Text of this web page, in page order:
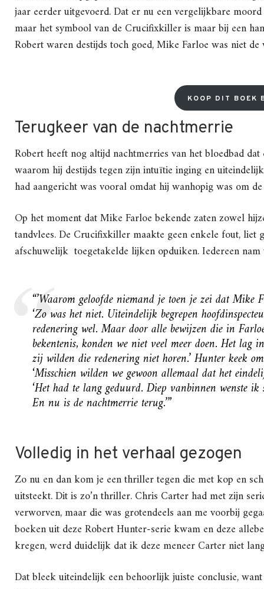
jaar eerder uitgevoerd. Dat er nu een vergelijkbare
maar het symbool van de Crucifixkiller is maar bij een
Robert waren destijds toch goed, Mike Farloe was niet
KOOP DIT BOEK
Terugkeer van de nachtmerrie
Robert heeft nog altijd nachtmerries van het bloedbad
waarom hij destijds tegen zijn intuïtie inging en
had aangericht was vooral omdat hij wanhopig was om
Op het moment dat Mike Farloe bekende zaten zowel
tandvlees. De Crucifixkiller maakte geen enkele fout, liet
afschuwelijk toegetakelde lijken opduiken. Iedereen
“’Waarom geloofde niemand je toen je zei dat
‘Zo was het niet. Uiteindelijk begrepen
redenering wel. Maar door alle bewijzen die in
bekentenis, konden we niet veel meer doen. Het
zij wilden die redenering niet horen.’ Hunter keek
‘Misschien wilden we gewoon allemaal dat het
‘Het had te lang geduurd. Diep vanbinnen wenste
En nu is de nachtmerrie terug.’”
Volledig in het verhaal gezogen
Zo nu en dan kom je een thriller tegen die met kop en
uitsteekt. Dit is zo’n thriller. Chris Carter had met zijn
verworven, maar die was grotendeels aan me voorbij
boeken uit deze Robert Hunter-serie kwam en deze
kregen, werd duidelijk dat ik deze meneer Carter niet
Dat bleek uiteindelijk een behoorlijk juiste conclusie,